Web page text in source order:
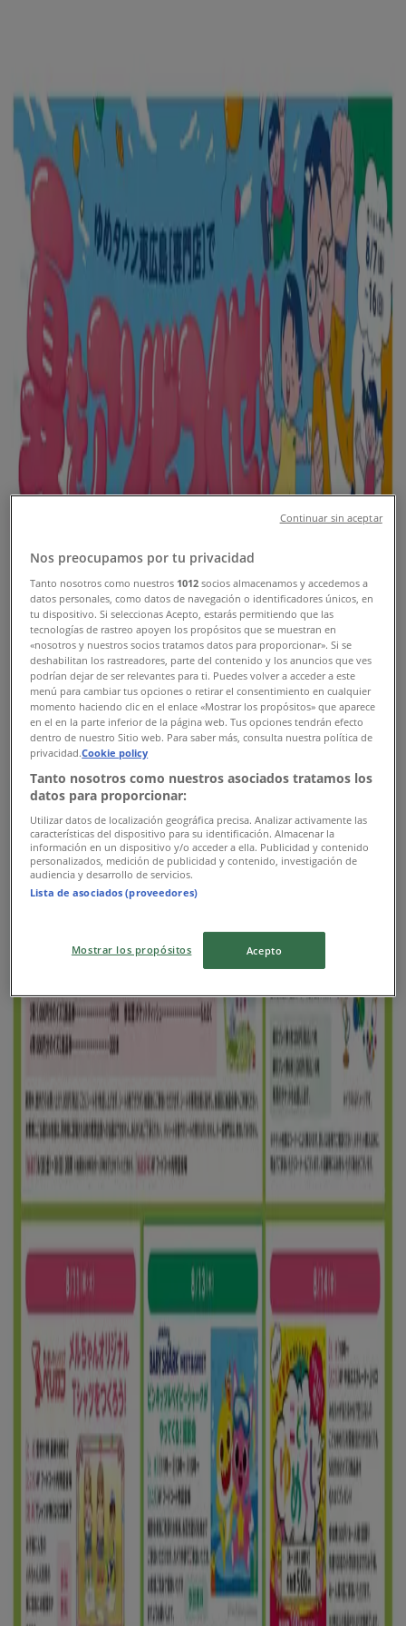
あなたはここにいる：
胎内市
Featured スーパーマーケット ファッションホームセンター&
ドラッグストア レストラン
カラオケ & エンター
テイメント スポーツ おもちゃ&子供向け商品車&モーターバ
イク
胎内市 のトップカタログ
新規
イオン
8/9 日まで有効胎内市
新規
マックスバリュ
マックスバリュ チラシ
8/9 日まで有効胎内市
新規
ゆめタウン
排他的な取引と掘り出し物
8/16 日まで有効
ゆめタウン
あなたのための特別オファー
新規
ゆめタウン
トップディールと割引
8/16 日まで有効胎内市
新規
ゆめタウン
割引とプロモーション
8/16 日まで有効 胎内市
もっと見る
Nos preocupamos por tu privacidad
Tanto nosotros como nuestros 1012 socios almacenamos y accedemos a
datos personales, como datos de navegación o identificadores únicos, en
tu dispositivo. Si seleccionas Acepto, estarás permitiendo que las
tecnologías de rastreo apoyen los propósitos que se muestran en
«nosotros y nuestros socios tratamos datos para proporcionar». Si se
deshabilitan los rastreadores, parte del contenido y los anuncios que ves
podrían dejar de ser relevantes para ti. Puedes volver a acceder a este
menú para cambiar tus opciones o retirar el consentimiento en cualquier
momento haciendo clic en el enlace «Mostrar los propósitos» que aparece
en el en la parte inferior de la página web. Tus opciones tendrán efecto
dentro de nuestro Sitio web. Para saber más, consulta nuestra política de
privacidad.Cookie policy
Tanto nosotros como nuestros asociados tratamos los
datos para proporcionar:
Utilizar datos de localización geográfica precisa. Analizar activamente las
características del dispositivo para su identificación. Almacenar la
información en un dispositivo y/o acceder a ella. Publicidad y contenido
personalizados, medición de publicidad y contenido, investigación de
audiencia y desarrollo de servicios.
Lista de asociados (proveedores)
Mostrar los propósitos Acepto
Continuar sin aceptar